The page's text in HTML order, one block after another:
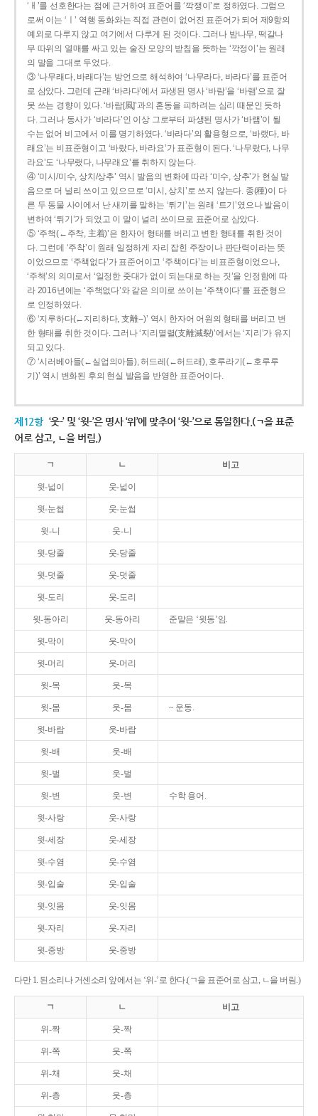
‘ㅐ’를 선호한다는 점에 근거하여 표준어를 ‘깍쟁이’로 정하였다. 그럼으
로써 이는 ‘ㅣ’ 역행 동화와는 직접 관련이 없어진 표준어가 되어 제9항의
예외로 다루지 않고 여기에서 다루게 된 것이다. 그러나 밤나무, 떡갈나
무 따위의 열매를 싸고 있는 술잔 모양의 받침을 뜻하는 ‘깍정이’는 원래
의 말을 그대로 두었다.
③ ‘나무래다, 바래다’는 방언으로 해석하여 ‘나무라다, 바라다’를 표준어
로 삼았다. 그런데 근래 ‘바라다’에서 파생된 명사 ‘바람’을 ‘바램’으로 잘
못 쓰는 경향이 있다. ‘바람[風]’과의 혼동을 피하려는 심리 때문인 듯하
다. 그러나 동사가 ‘바라다’인 이상 그로부터 파생된 명사가 ‘바램’이 될
수는 없어 비고에서 이를 명기하였다. ‘바라다’의 활용형으로, ‘바랬다, 바
래요’는 비표준형이고 ‘바랐다, 바라요’가 표준형이 된다. ‘나무랐다, 나무
라요’도 ‘나무랬다, 나무래요’를 취하지 않는다.
④ ‘미시/미수, 상치/상추’ 역시 발음의 변화에 따라 ‘미수, 상추’가 현실 발
음으로 더 널리 쓰이고 있으므로 ‘미시, 상치’로 쓰지 않는다. 종(種)이 다
른 두 동물 사이에서 난 새끼를 말하는 ‘튀기’는 원래 ‘트기’였으나 발음이
변하여 ‘튀기’가 되었고 이 말이 널리 쓰이므로 표준어로 삼았다.
⑤ ‘주책(←주착, 主着)’은 한자어 형태를 버리고 변한 형태를 취한 것이
다. 그런데 ‘주착’이 원래 일정하게 자리 잡힌 주장이나 판단력이라는 뜻
이었으므로 ‘주책없다’가 표준어이고 ‘주책이다’는 비표준형이었으나,
‘주책’의 의미로서 ‘일정한 줏대가 없이 되는대로 하는 짓’을 인정함에 따
라 2016년에는 ‘주책없다’와 같은 의미로 쓰이는 ‘주책이다’를 표준형으
로 인정하였다.
⑥ ‘지루하다(←지리하다, 支離--)’ 역시 한자어 어원의 형태를 버리고 변
한 형태를 취한 것이다. 그러나 ‘지리멸렬(支離滅裂)’에서는 ‘지리’가 유지
되고 있다.
⑦ ‘시러베아들(←실업의아들), 허드레(←허드래), 호루라기(←호루루
기)’ 역시 변화된 후의 현실 발음을 반영한 표준어이다.
제12항 ‘웃-’ 및 ‘윗-’은 명사 ‘위’에 맞추어 ‘윗-’으로 통일한다.(ㄱ을 표준
어로 삼고, ㄴ을 버림.)
ㄱ ㄴ 비고
윗-넓이 웃-넓이
윗-눈썹 웃-눈썹
윗-니 웃-니
윗-당줄 웃-당줄
윗-덧줄 웃-덧줄
윗-도리 웃-도리
윗-동아리 웃-동아리 준말은 ‘윗동’임.
윗-막이 웃-막이
윗-머리 웃-머리
윗-목 웃-목
윗-몸 웃-몸 ~ 운동.
윗-바람 웃-바람
윗-배 웃-배
윗-벌 웃-벌
윗-변 웃-변 수학 용어.
윗-사랑 웃-사랑
윗-세장 웃-세장
윗-수염 웃-수염
윗-입술 웃-입술
윗-잇몸 웃-잇몸
윗-자리 웃-자리
윗-중방 웃-중방
다만 1. 된소리나 거센소리 앞에서는 ‘위-’로 한다.(ㄱ을 표준어로 삼고, ㄴ을 버림.)
ㄱ ㄴ 비고
위-짝 웃-짝
위-쪽 웃-쪽
위-채 웃-채
위-층 웃-층